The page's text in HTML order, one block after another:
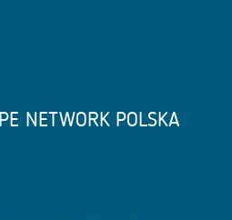
NETWORK POLSKA